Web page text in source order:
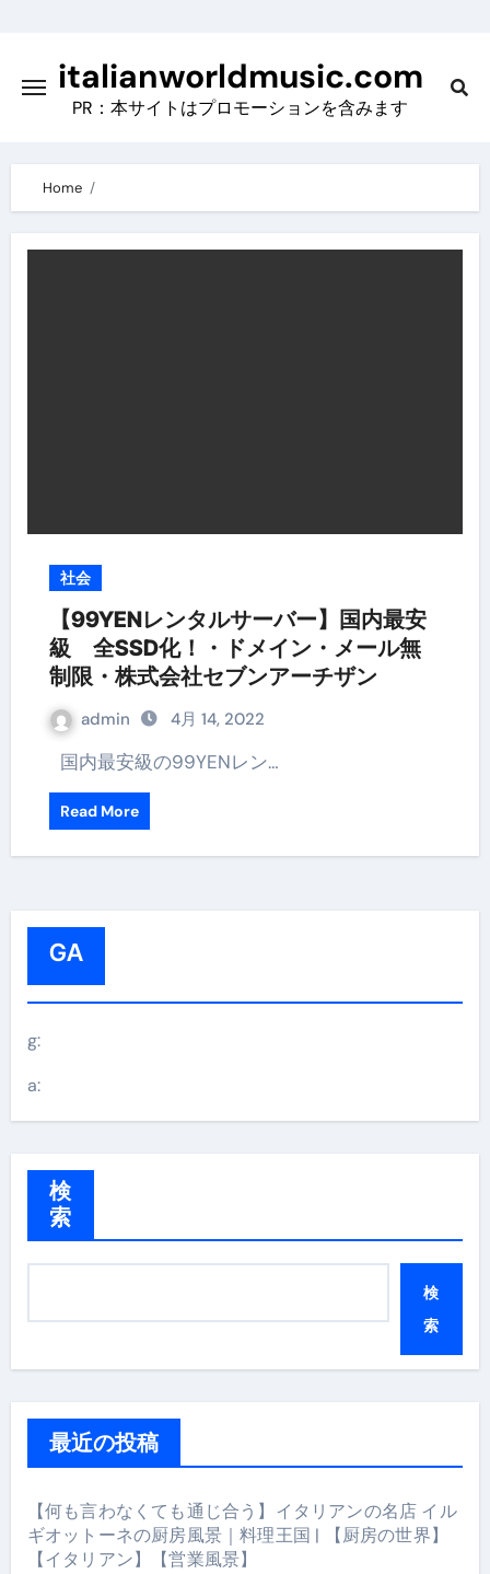
contentitalianworldmusic.com
PR：本サイトはプロモーションを含みます
Home
社会
【99YENレンタルサーバー】国内最安
級 全SSD化！・ドメイン・メール無
制限・株式会社セブンアーチザン
admin 4月 14, 2022
国内最安級の99YENレン…
Read More
GA
g:
a:
検
索
検
索
最近の投稿
【何も言わなくても通じ合う】イタリアンの名店 イル
ギオットーネの厨房風景｜料理王国 | 【厨房の世界】
【イタリアン】【営業風景】